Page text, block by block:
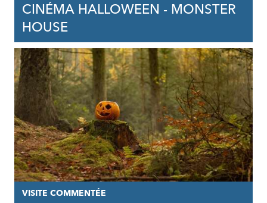
CINÉMA HALLOWEEN - MONSTER
HOUSE
VISITE COMMENTÉE